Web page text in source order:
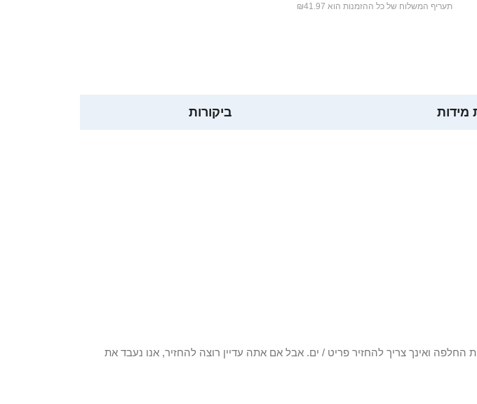
תעריף המשלוח של כל ההזמנות הוא ₪41.97
מידות ביקורות
מראש להזמנות החלפה ואינך צריך להחזיר פריט / ים. אבל אם אתה עדיין רוצה להחזיר, אנו נעבד את